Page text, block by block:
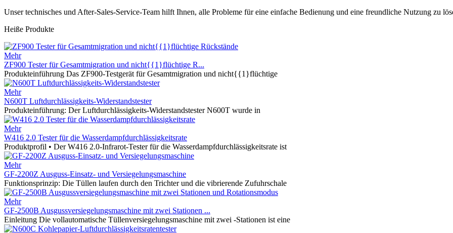
Unser technisches und After-Sales-Service-Team hilft Ihnen, alle Probleme für eine einfache Bedienung und eine freundliche Nutzung zu
Heiße Produkte
Mehr
ZF900 Tester für Gesamtmigration und nicht{{1}flüchtige R...
Produkteinführung Das ZF900-Testgerät für Gesamtmigration und nicht{{1}flüchtige
Mehr
N600T Luftdurchlässigkeits-Widerstandstester
Produkteinführung: Der Luftdurchlässigkeits-Widerstandstester N600T wurde in
Mehr
W416 2.0 Tester für die Wasserdampfdurchlässigkeitsrate
Produktprofil • Der W416 2.0-Infrarot-Tester für die Wasserdampfdurchlässigkeitsrate ist
Mehr
GF-2200Z Ausguss-Einsatz- und Versiegelungsmaschine
Funktionsprinzip: Die Tüllen laufen durch den Trichter und die vibrierende Zufuhrschale
Mehr
GF-2500B Ausgussversiegelungsmaschine mit zwei Stationen ...
Einleitung Die vollautomatische Tüllenversiegelungsmaschine mit zwei -Stationen ist eine